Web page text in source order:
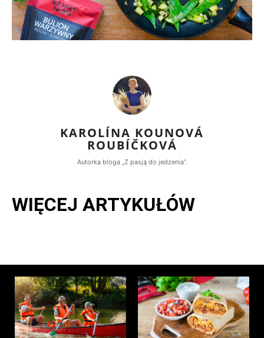
KAROLÍNA KOUNOVÁ
ROUBÍČKOVÁ
Autorka bloga „Z pasją do jedzenia”.
WIĘCEJ ARTYKUŁÓW